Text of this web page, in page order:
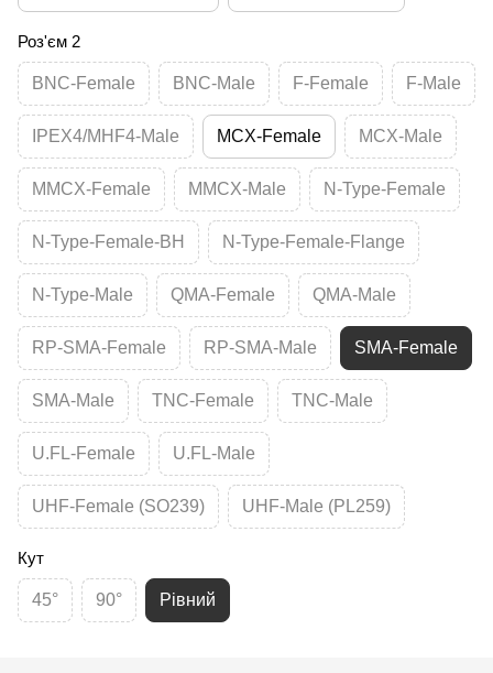
Роз'єм 2
BNC-Female BNC-Male F-Female F-Male
IPEX4/MHF4-Male MCX-Female MCX-Male
MMCX-Female MMCX-Male N-Type-Female
N-Type-Female-BH N-Type-Female-Flange
N-Type-Male QMA-Female QMA-Male
RP-SMA-Female RP-SMA-Male SMA-Female
SMA-Male TNC-Female TNC-Male
U.FL-Female U.FL-Male
UHF-Female (SO239) UHF-Male (PL259)
Кут
45° 90° Рівний